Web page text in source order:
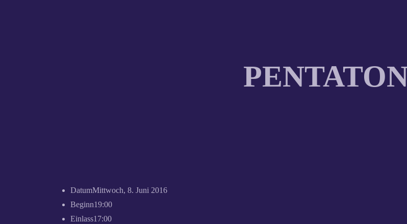
DatumMittwoch, 8. Juni 2016
Beginn19:00
Einlass17:00